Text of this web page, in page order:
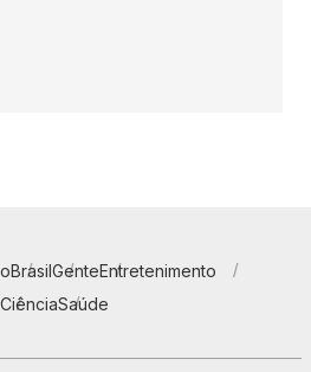
BrasilGenteEntretenimento
CiênciaSaúde